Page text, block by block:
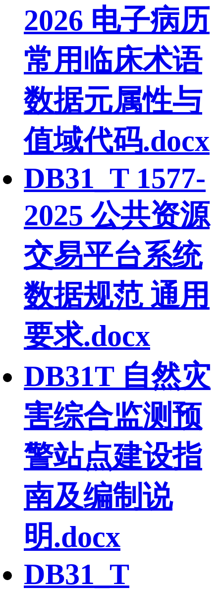
2026 电子病历
常用临床术语
数据元属性与
值域代码.docx
DB31_T 1577-
2025 公共资源
交易平台系统
数据规范 通用
要求.docx
DB31T 自然灾
害综合监测预
警站点建设指
南及编制说
明.docx
DB31_T